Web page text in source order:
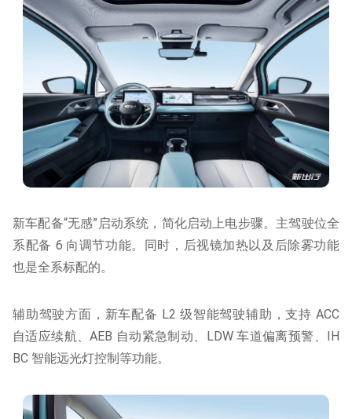
新车配备“无感”启动系统，简化启动上电步骤。主驾驶位全
系配备 6 向调节功能。同时，后视镜加热以及后除雾功能
也是全系标配的。
辅助驾驶方面，新车配备 L2 级智能驾驶辅助，支持 ACC
自适应续航、AEB 自动紧急制动、LDW 车道偏离预警、IH
BC 智能远光灯控制等功能。